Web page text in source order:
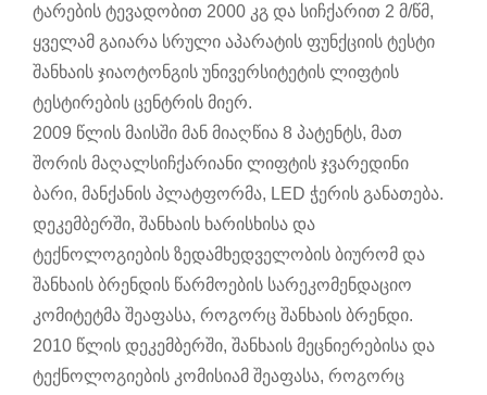
ტარების ტევადობით 2000 კგ და სიჩქარით 2 მ/წმ,
ყველამ გაიარა სრული აპარატის ფუნქციის ტესტი
შანხაის ჯიაოტონგის უნივერსიტეტის ლიფტის
ტესტირების ცენტრის მიერ.
2009 წლის მაისში მან მიაღწია 8 პატენტს, მათ
შორის მაღალსიჩქარიანი ლიფტის ჯვარედინი
ბარი, მანქანის პლატფორმა, LED ჭერის განათება.
დეკემბერში, შანხაის ხარისხისა და
ტექნოლოგიების ზედამხედველობის ბიურომ და
შანხაის ბრენდის წარმოების სარეკომენდაციო
კომიტეტმა შეაფასა, როგორც შანხაის ბრენდი.
2010 წლის დეკემბერში, შანხაის მეცნიერებისა და
ტექნოლოგიების კომისიამ შეაფასა, როგორც